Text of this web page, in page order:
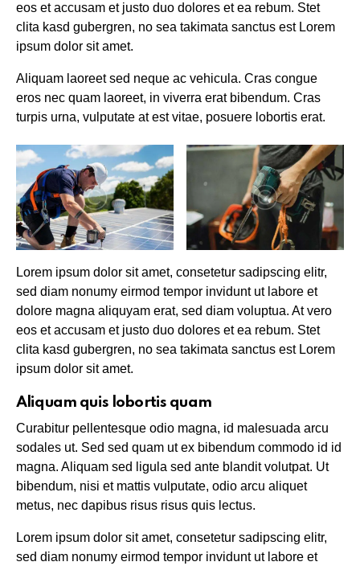
eos et accusam et justo duo dolores et ea rebum. Stet
clita kasd gubergren, no sea takimata sanctus est Lorem
ipsum dolor sit amet.
Aliquam laoreet sed neque ac vehicula. Cras congue
eros nec quam laoreet, in viverra erat bibendum. Cras
turpis urna, vulputate at est vitae, posuere lobortis erat.
Lorem ipsum dolor sit amet, consetetur sadipscing elitr,
sed diam nonumy eirmod tempor invidunt ut labore et
dolore magna aliquyam erat, sed diam voluptua. At vero
eos et accusam et justo duo dolores et ea rebum. Stet
clita kasd gubergren, no sea takimata sanctus est Lorem
ipsum dolor sit amet.
Aliquam quis lobortis quam
Curabitur pellentesque odio magna, id malesuada arcu
sodales ut. Sed sed quam ut ex bibendum commodo id id
magna. Aliquam sed ligula sed ante blandit volutpat. Ut
bibendum, nisi et mattis vulputate, odio arcu aliquet
metus, nec dapibus risus risus quis lectus.
Lorem ipsum dolor sit amet, consetetur sadipscing elitr,
sed diam nonumy eirmod tempor invidunt ut labore et